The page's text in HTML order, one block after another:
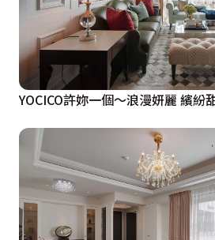
YOCICO許妳一個〜浪漫妍麗 繽紛